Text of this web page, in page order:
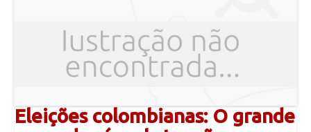
Eleições colombianas: O grande